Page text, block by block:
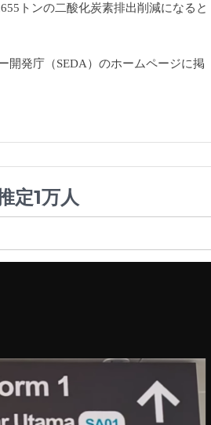
655トンの二酸化炭素排出削減になると
開発庁（SEDA）のホームページに掲
定1万人